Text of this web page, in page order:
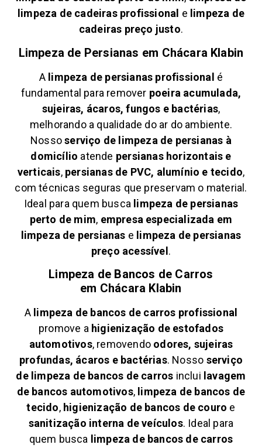
limpeza de cadeiras profissional e limpeza de
cadeiras preço justo.
Limpeza de Persianas em Chácara Klabin
A limpeza de persianas profissional é
fundamental para remover poeira acumulada,
sujeiras, ácaros, fungos e bactérias,
melhorando a qualidade do ar do ambiente.
Nossoserviço de limpeza de persianas à
domicílio atende persianas horizontais e
verticais, persianas de PVC, alumínio e tecido,
com técnicas seguras que preservam o material.
Ideal para quem busca limpeza de persianas
perto de mim, empresa especializada em
limpeza de persianas e limpeza de persianas
preço acessível.
Limpeza de Bancos de Carros
em Chácara Klabin
A limpeza de bancos de carros profissional
promove a higienização de estofados
automotivos, removendo odores, sujeiras
profundas, ácaros e bactérias. Nosso serviço
de limpeza de bancos de carros inclui lavagem
de bancos automotivos, limpeza de bancos de
tecido, higienização de bancos de couro e
sanitização interna de veículos. Ideal para
quem busca limpeza de bancos de carros